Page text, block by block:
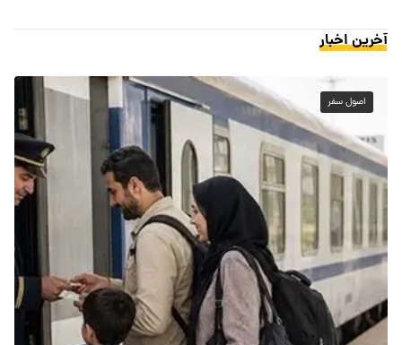
آخرین اخبار
اصول سفر